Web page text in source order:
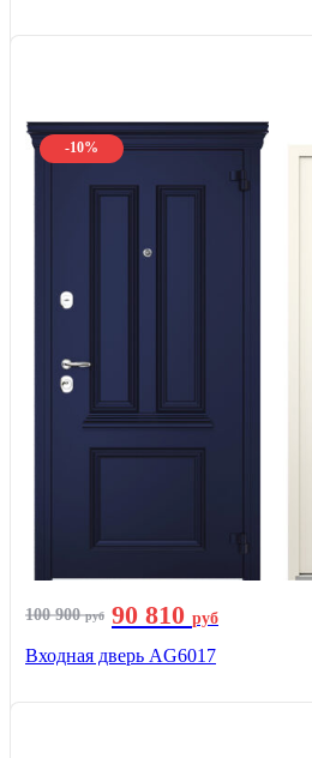
-10%
100 900руб 90 810 руб
Входная дверь AG6017